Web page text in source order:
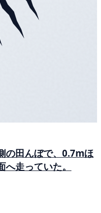
の田んぼで、0.7mほ
走っていた。